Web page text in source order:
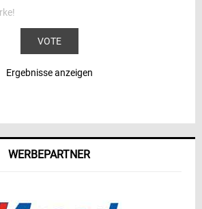
Ergebnisse anzeigen
WERBEPARTNER